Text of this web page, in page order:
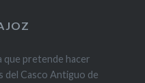
que pretende hacer
del Casco Antiguo de